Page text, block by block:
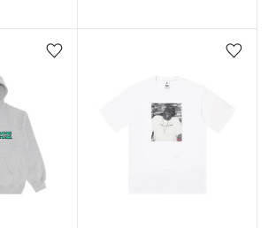
Favorilere ekle/çıkar Favorilere ekle/çıkar